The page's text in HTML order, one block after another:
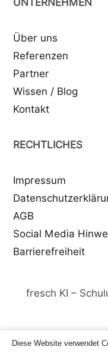
Über uns
Referenzen
Partner
Wissen / Blog
Kontakt
RECHTLICHES
Impressum
AGB
Social Media
Barrierefreiheit
fresch KI –
Diese Website verwendet